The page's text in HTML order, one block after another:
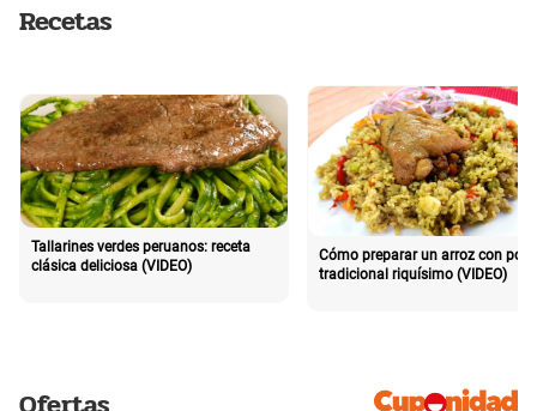
Recetas
Tallarines verdes peruanos: receta
clásica deliciosa (VIDEO)
Cómo preparar un arroz con pollo
tradicional riquísimo (VIDEO)